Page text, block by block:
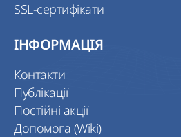
SSL-сертифікати
ІНФОРМАЦІЯ
Контакти
Публікації
Постійні акції
Допомога (Wiki)